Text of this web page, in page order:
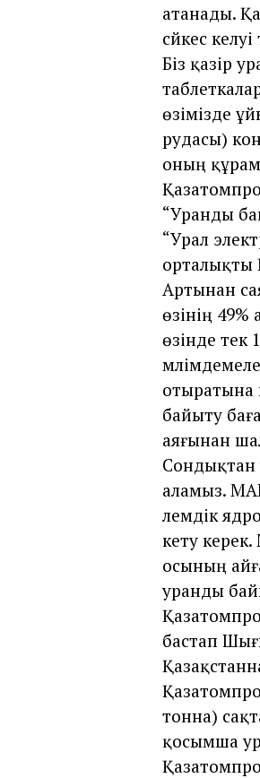
атанады.
сәйкес келуі
Біз қазір
өзімізде
рудасы)
оның
“Уранды
“Урал
орталықты
Артынан
өзінің
өзінде тек
отыратына
байыту
аяғынан
Сондықтан
аламыз.
әлемдік
кету
осының
уранды
бастап
тонна)
қосымша